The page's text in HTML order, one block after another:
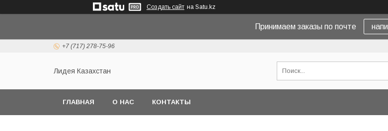
Создать сайт на Satu.kz
Принимаем заказы по почте
+7 (717) 278-75-96
Лидея Казахстан
ГЛАВНАЯ О НАС КОНТАКТЫ